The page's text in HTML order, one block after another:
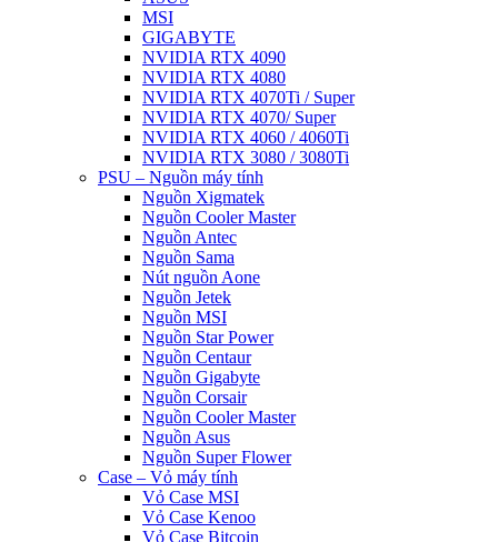
MSI
GIGABYTE
NVIDIA RTX 4090
NVIDIA RTX 4080
NVIDIA RTX 4070Ti / Super
NVIDIA RTX 4070/ Super
NVIDIA RTX 4060 / 4060Ti
NVIDIA RTX 3080 / 3080Ti
PSU – Nguồn máy tính
Nguồn Xigmatek
Nguồn Cooler Master
Nguồn Antec
Nguồn Sama
Nút nguồn Aone
Nguồn Jetek
Nguồn MSI
Nguồn Star Power
Nguồn Centaur
Nguồn Gigabyte
Nguồn Corsair
Nguồn Cooler Master
Nguồn Asus
Nguồn Super Flower
Case – Vỏ máy tính
Vỏ Case MSI
Vỏ Case Kenoo
Vỏ Case Bitcoin